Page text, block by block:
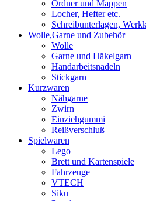
Ordner und Mappen
Locher, Hefter etc.
Schreibunterlagen,
Wolle,Garne und Zubehör
Wolle
Garne und Häkelgarn
Handarbeitsnadeln
Stickgarn
Kurzwaren
Nähgarne
Zwirn
Einziehgummi
Reißverschluß
Spielwaren
Lego
Brett und Kartenspiele
Fahrzeuge
VTECH
Siku